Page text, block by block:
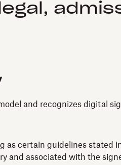
and recognizes digital
as certain guidelines
and associated with the